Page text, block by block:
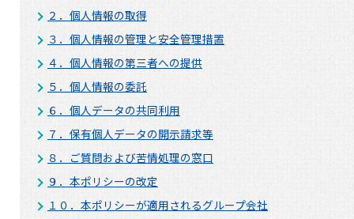
２．個人情報の取得
３．個人情報の管理と安全管理措置
４．個人情報の第三者への提供
５．個人情報の委託
６．個人データの共同利用
７．保有個人データの開示請求等
８．ご質問および苦情処理の窓口
９．本ポリシーの改定
１０．本ポリシーが適用されるグループ会社